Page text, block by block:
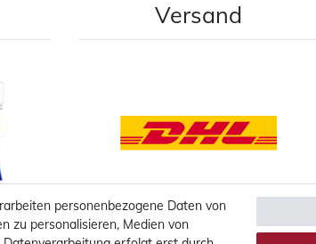
Versand
Mehr Informationen
personenbezogene Daten von
zu personalisieren, Medien von